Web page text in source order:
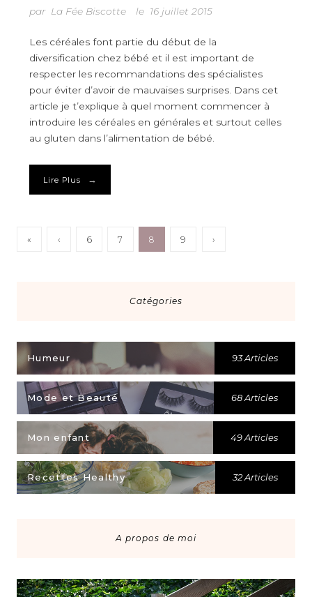
par La Fée Biscotte le 16 juillet 2015
Les céréales font partie du début de la
diversification chez bébé et il est important de
respecter les recommandations des spécialistes
pour éviter d’avoir de mauvaises surprises. Dans cet
article je t’explique à quel moment commencer à
introduire les céréales en générales et surtout celles
au gluten dans l’alimentation de bébé.
Lire Plus →
« ‹ 6 7 8 9 ›
Catégories
Humeur 93 Articles
Mode et Beauté 68 Articles
Mon enfant 49 Articles
Recettes Healthy 32 Articles
A propos de moi